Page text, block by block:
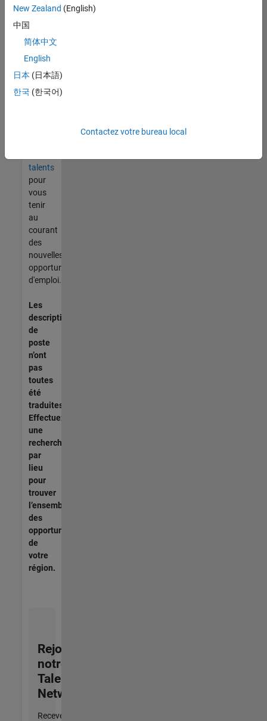
vous
trouvez
pas
d'offre
corresponde
à vos
talents
pour
vous
tenir
au
courant
des
nouvelles
opportunités
d'emploi.
Les
descriptions
de
poste
n’ont
pas
toutes
été
traduites.
Effectuez
une
recherche
par
lieu
pour
trouver
l’ensemble
des
opportunités
de
votre
région.
Rejoignez
notre
Talent
Network
Recevez
New Zealand (English)
中国
简体中文
English
日本 (日本語)
한국 (한국어)
Contactez votre bureau local